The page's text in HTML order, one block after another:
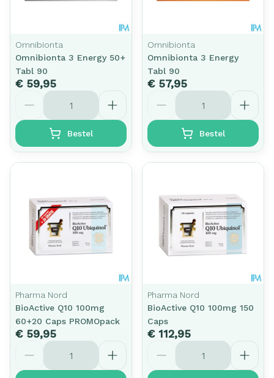
Omnibionta
Omnibionta 3 Energy 50+
Tabl 90
€ 59,95
Aantal
Bestel
Omnibionta
Omnibionta 3 Energy
Tabl 90
€ 57,95
Aantal
Bestel
Pharma Nord
BioActive Q10 100mg
60+20 Caps PROMOpack
€ 59,95
Aantal
Pharma Nord
BioActive Q10 100mg 150
Caps
€ 112,95
Aantal